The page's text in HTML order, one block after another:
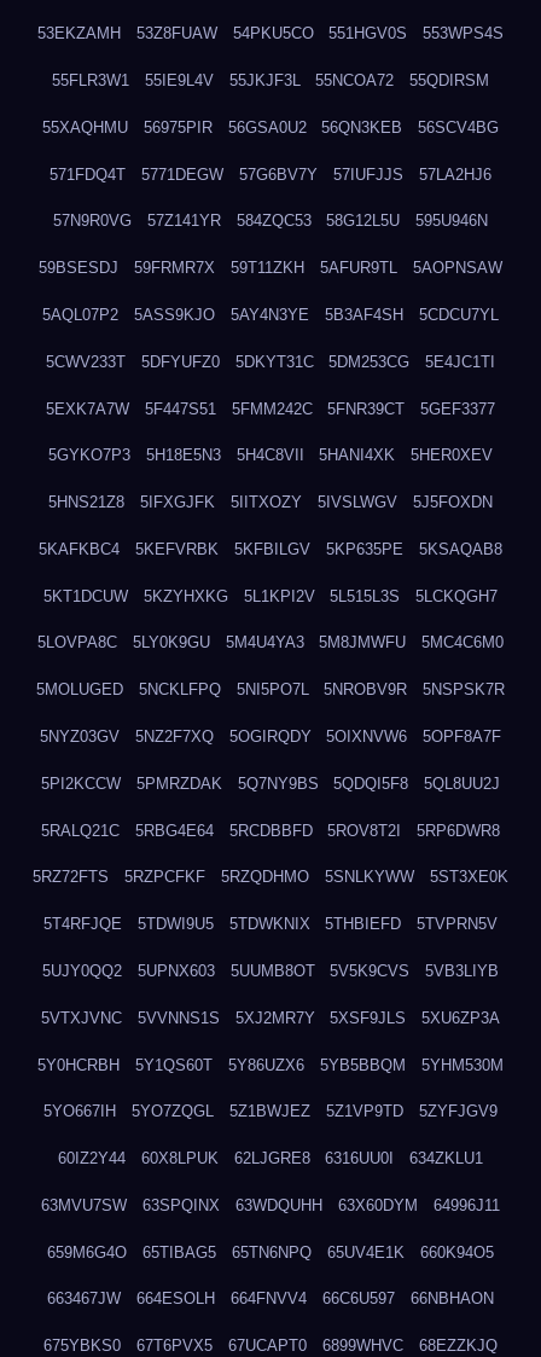
53EKZAMH 53Z8FUAW 54PKU5CO 551HGV0S 553WPS4S
55FLR3W1 55IE9L4V 55JKJF3L 55NCOA72 55QDIRSM
55XAQHMU 56975PIR 56GSA0U2 56QN3KEB 56SCV4BG
571FDQ4T 5771DEGW 57G6BV7Y 57IUFJJS 57LA2HJ6
57N9R0VG 57Z141YR 584ZQC53 58G12L5U 595U946N
59BSESDJ 59FRMR7X 59T11ZKH 5AFUR9TL 5AOPNSAW
5AQL07P2 5ASS9KJO 5AY4N3YE 5B3AF4SH 5CDCU7YL
5CWV233T 5DFYUFZ0 5DKYT31C 5DM253CG 5E4JC1TI
5EXK7A7W 5F447S51 5FMM242C 5FNR39CT 5GEF3377
5GYKO7P3 5H18E5N3 5H4C8VII 5HANI4XK 5HER0XEV
5HNS21Z8 5IFXGJFK 5IITXOZY 5IVSLWGV 5J5FOXDN
5KAFKBC4 5KEFVRBK 5KFBILGV 5KP635PE 5KSAQAB8
5KT1DCUW 5KZYHXKG 5L1KPI2V 5L515L3S 5LCKQGH7
5LOVPA8C 5LY0K9GU 5M4U4YA3 5M8JMWFU 5MC4C6M0
5MOLUGED 5NCKLFPQ 5NI5PO7L 5NROBV9R 5NSPSK7R
5NYZ03GV 5NZ2F7XQ 5OGIRQDY 5OIXNVW6 5OPF8A7F
5PI2KCCW 5PMRZDAK 5Q7NY9BS 5QDQI5F8 5QL8UU2J
5RALQ21C 5RBG4E64 5RCDBBFD 5ROV8T2I 5RP6DWR8
5RZ72FTS 5RZPCFKF 5RZQDHMO 5SNLKYWW 5ST3XE0K
5T4RFJQE 5TDWI9U5 5TDWKNIX 5THBIEFD 5TVPRN5V
5UJY0QQ2 5UPNX603 5UUMB8OT 5V5K9CVS 5VB3LIYB
5VTXJVNC 5VVNNS1S 5XJ2MR7Y 5XSF9JLS 5XU6ZP3A
5Y0HCRBH 5Y1QS60T 5Y86UZX6 5YB5BBQM 5YHM530M
5YO667IH 5YO7ZQGL 5Z1BWJEZ 5Z1VP9TD 5ZYFJGV9
60IZ2Y44 60X8LPUK 62LJGRE8 6316UU0I 634ZKLU1
63MVU7SW 63SPQINX 63WDQUHH 63X60DYM 64996J11
659M6G4O 65TIBAG5 65TN6NPQ 65UV4E1K 660K94O5
663467JW 664ESOLH 664FNVV4 66C6U597 66NBHAON
675YBKS0 67T6PVX5 67UCAPT0 6899WHVC 68EZZKJQ